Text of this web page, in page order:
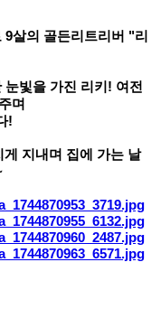
살의 골든리트리버 "리
빛을 가진 리키! 여전
며
!
지내며 집에 가는 날